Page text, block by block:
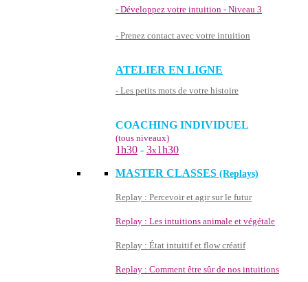
- Développez votre intuition - Niveau 3
- Prenez contact avec votre intuition
ATELIER EN LIGNE
- Les petits mots de votre histoire
COACHING INDIVIDUEL
(tous niveaux)
1h30 - 3x1h30
MASTER CLASSES (Replays)
Replay : Percevoir et agir sur le futur
Replay : Les intuitions animale et végétale
Replay : État intuitif et flow créatif
Replay : Comment être sûr de nos intuitions